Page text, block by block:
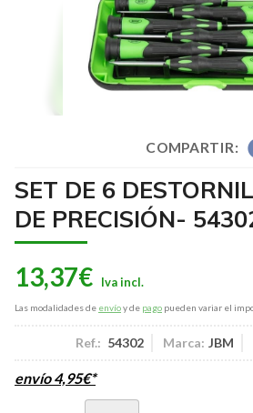
COMPARTIR:
SET DE 6
DE PRECISIÓN-
13,37€
Las modalidades de envíoy de pago pueden variar el
Ref.: 54302 Marca: JBM
envío4,95€*